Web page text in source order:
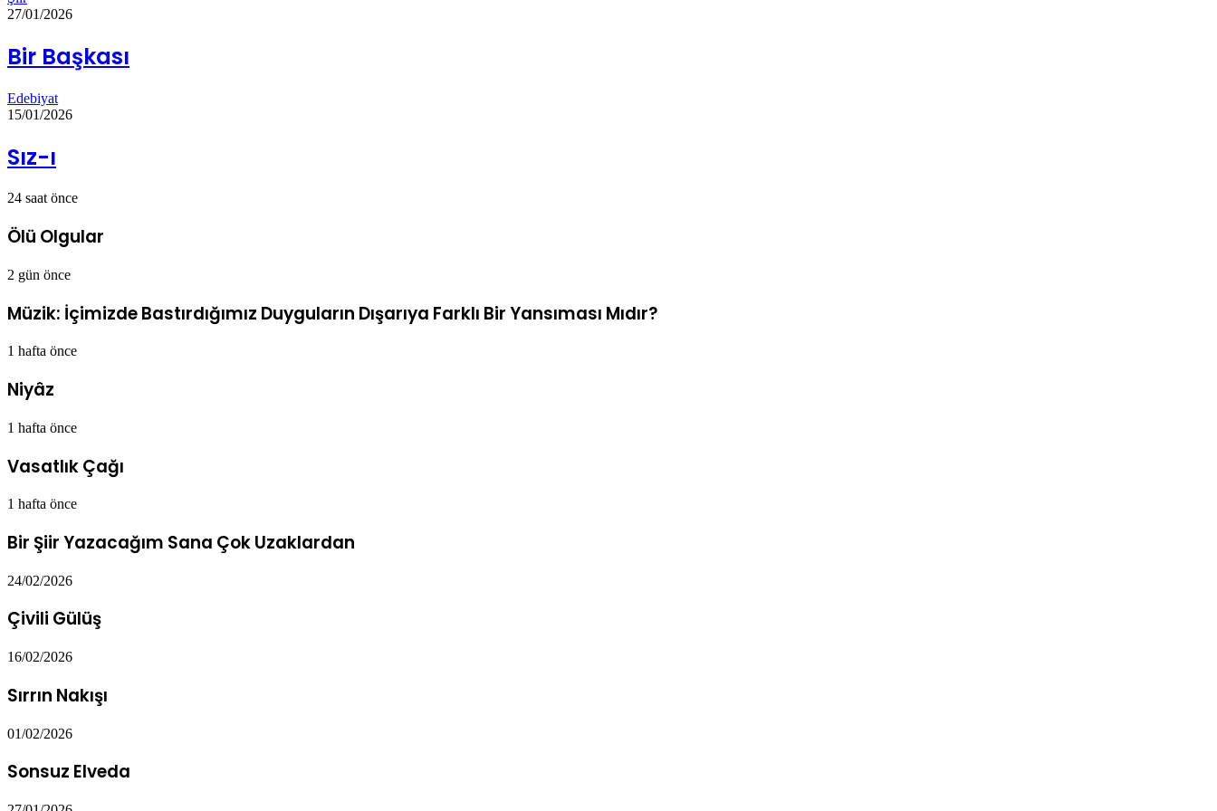
27/01/2026
Bir Başkası
Edebiyat
15/01/2026
Sız-ı
24 saat önce
Ölü Olgular
2 gün önce
Müzik: İçimizde Bastırdığımız Duyguların Dışarıya Farklı Bir Yansıması Mıdır?
1 hafta önce
Niyâz
1 hafta önce
Vasatlık Çağı
1 hafta önce
Bir Şiir Yazacağım Sana Çok Uzaklardan
24/02/2026
Çivili Gülüş
16/02/2026
Sırrın Nakışı
01/02/2026
Sonsuz Elveda